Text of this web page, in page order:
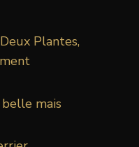
Plantes,
mais